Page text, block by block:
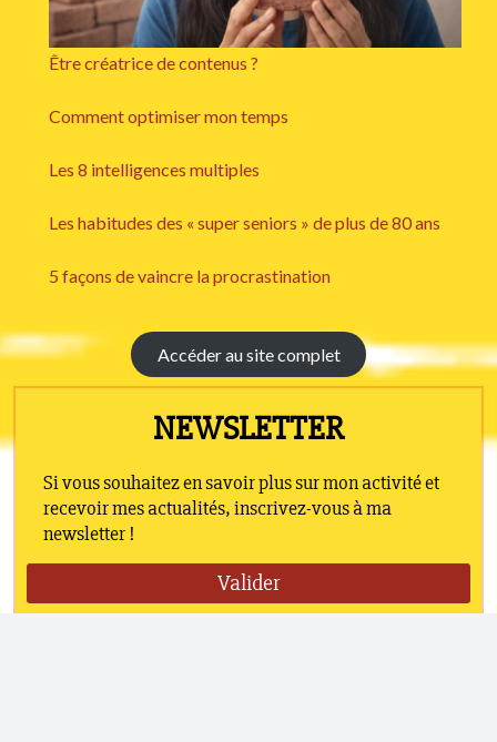
Être créatrice de contenus ?
Comment optimiser mon temps
Les 8 intelligences multiples
Les habitudes des « super seniors » de plus de 80 ans
5 façons de vaincre la procrastination
Accéder au site complet